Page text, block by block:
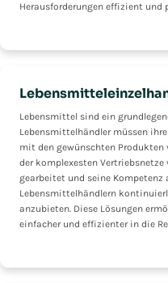
Herausforderungen effizient und
Lebensmittel sind ein
Lebensmittelhändler müssen
mit den gewünschten
der komplexesten
gearbeitet und seine Kompetenz
Lebensmittelhändlern
anzubieten. Diese Lösungen
einfacher und effizienter in die